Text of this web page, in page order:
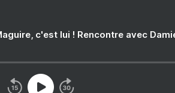
c'est lui ! Rencontre avec